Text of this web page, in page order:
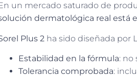
un mercado saturado de
dermatológica real está
Plus 2 ha sido diseñada por
Estabilidad en la fórmula: no
Tolerancia comprobada: